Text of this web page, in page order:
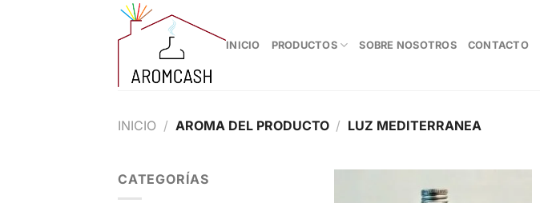
INICIO PRODUCTOS SOBRE NOSOTROS CONTACTO
INICIO / AROMA DEL PRODUCTO / LUZ MEDITERRANEA
CATEGORÍAS